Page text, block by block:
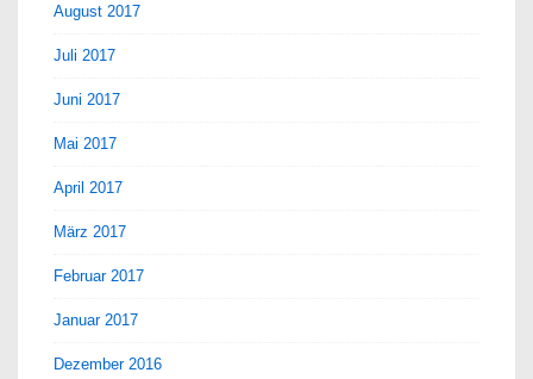
August 2017
Juli 2017
Juni 2017
Mai 2017
April 2017
März 2017
Februar 2017
Januar 2017
Dezember 2016